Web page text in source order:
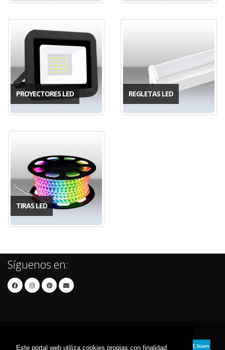
Este portal web utiliza cookies propias con finalidad
PROYECTORES LED REGLETAS LED
TIRAS LED
Síguenos en: